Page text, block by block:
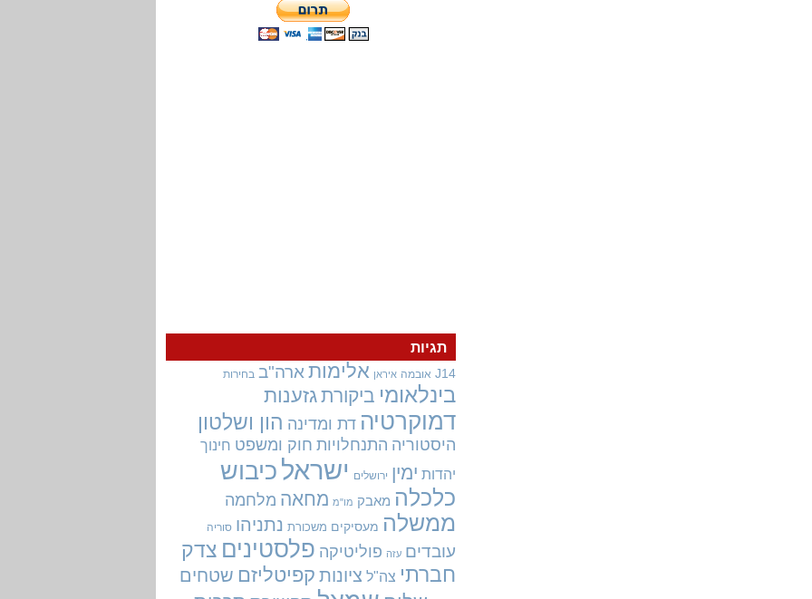
תגיות
J14 אובמה איראן אלימות ארה"ב בחירות
בינלאומי ביקורתגזענות
דמוקרטיה דת ומדינה הון ושלטון
היסטוריה התנחלויות חוק ומשפט חינוך
יהדות ימין ירושלים ישראל כיבוש
כלכלה מאבק מו"מ מחאה מלחמה
ממשלה מעסיקים משכורת נתניהו סוריה
עובדים עזה פוליטיקה פלסטינים צדק
חברתי צה"ל ציונות קפיטליזם שטחים